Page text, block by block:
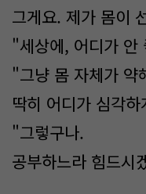
그게요. 제가 몸이
"세상에, 어디가 안
"그냥 몸 자체가 약
딱히 어디가 심각
"그렇구나.
공부하느라 힘드시